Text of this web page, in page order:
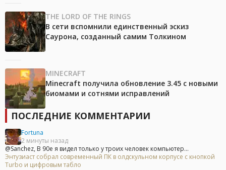
THE LORD OF THE RINGS
В сети вспомнили единственный эскиз
Саурона, созданный самим Толкином
MINECRAFT
Minecraft получила обновление 3.45 с новыми
биомами и сотнями исправлений
ПОСЛЕДНИЕ КОММЕНТАРИИ
Fortuna
2 минуты назад
@Sanchez, В 90е я видел только у троих человек компьютер...
Энтузиаст собрал современный ПК в олдскульном корпусе с кнопкой
Turbo и цифровым табло